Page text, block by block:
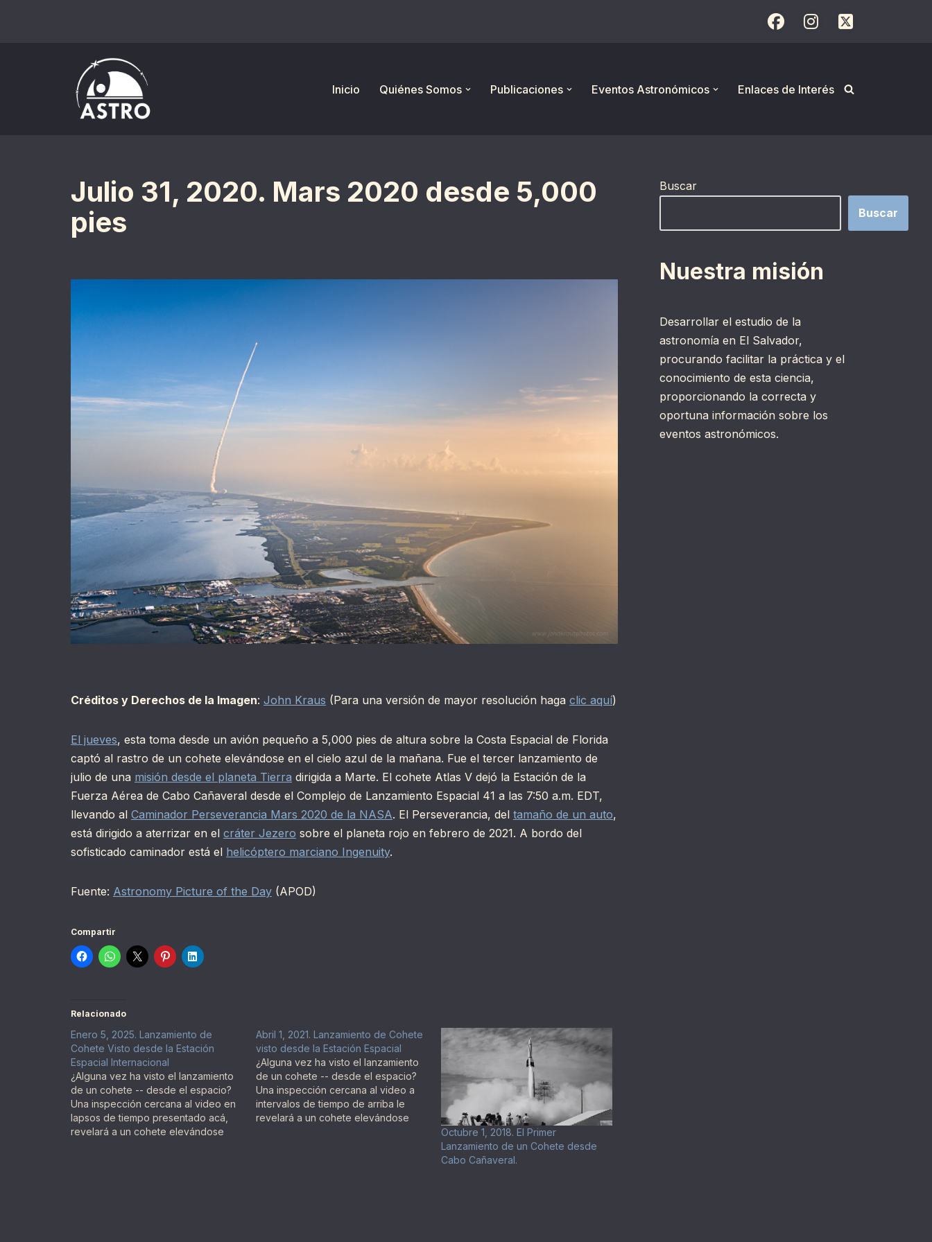
Inicio
Quiénes Somos Publicaciones Eventos Astronómicos Enlaces de Interés
Julio 31, 2020. Mars 2020 desde 5,000
pies
Créditos y Derechos de la Imagen: John Kraus (Para una versión de mayor resolución haga clic aquí)
El jueves, esta toma desde un avión pequeño a 5,000 pies de altura sobre la Costa Espacial de Florida
captó al rastro de un cohete elevándose en el cielo azul de la mañana. Fue el tercer lanzamiento de
julio de una misión desde el planeta Tierra dirigida a Marte. El cohete Atlas V dejó la Estación de la
Fuerza Aérea de Cabo Cañaveral desde el Complejo de Lanzamiento Espacial 41 a las 7:50 a.m. EDT,
llevando al Caminador Perseverancia Mars 2020 de la NASA. El Perseverancia, del tamaño de un auto,
está dirigido a aterrizar en el cráter Jezero sobre el planeta rojo en febrero de 2021. A bordo del
sofisticado caminador está el helicóptero marciano Ingenuity.
Fuente: Astronomy Picture of the Day (APOD)
Compartir
Relacionado
Enero 5, 2025. Lanzamiento de
Cohete Visto desde la Estación
Espacial Internacional
¿Alguna vez ha visto el lanzamiento
de un cohete -- desde el espacio?
Una inspección cercana al video en
lapsos de tiempo presentado acá,
revelará a un cohete elevándose
Abril 1, 2021. Lanzamiento de Cohete
visto desde la Estación Espacial
¿Alguna vez ha visto el lanzamiento
de un cohete -- desde el espacio?
Una inspección cercana al video a
intervalos de tiempo de arriba le
revelará a un cohete elevándose
Octubre 1, 2018. El Primer
Lanzamiento de un Cohete desde
Cabo Cañaveral.
Buscar
Buscar
Nuestra misión
Desarrollar el estudio de la
astronomía en El Salvador,
procurando facilitar la práctica y el
conocimiento de esta ciencia,
proporcionando la correcta y
oportuna información sobre los
eventos astronómicos.